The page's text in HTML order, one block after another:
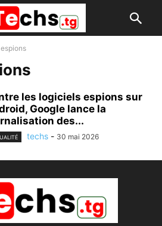
les logiciels espions sur
Google lance la
des...
techs - 30 mai 2026